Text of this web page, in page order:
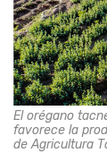
El orégano
favorece la
de Agricultura